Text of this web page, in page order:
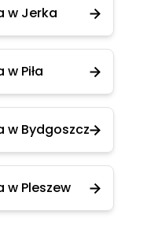
w Jerka
Piła
w Bydgoszcz
Pleszew